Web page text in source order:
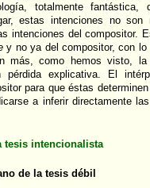
totalmente fantástica,
estas intenciones no
intenciones del compositor.
y no ya del compositor, con lo
más, como hemos visto,
pérdida explicativa. El
para que éstas
a inferir directamente
tesis intencionalista
de la tesis débil